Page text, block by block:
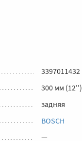
3397011432
300 мм (12'')
задняя
BOSCH
—